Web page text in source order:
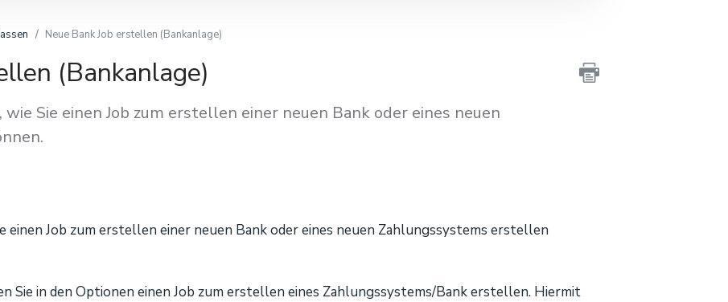
Neue Bank Job erstellen (Bankanlage)
(Bankanlage)
Sie einen Job zum erstellen einer neuen Bank oder eines neuen
einen Job zum erstellen einer neuen Bank oder eines neuen Zahlungssystems erstellen
Sie in den Optionen einen Job zum erstellen eines Zahlungssystems/Bank erstellen. Hiermit